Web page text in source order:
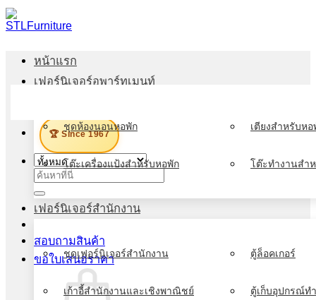
ข้าม
ไป
เนื้อหา
🏆 Since 1967
ค้นหา:
สอบถามสินค้า
ขอใบเสนอราคา
หน้าแรก
เฟอร์นิเจอร์อพาร์ทเมนท์
ชุดห้องนอนหอพัก เตียงสำหรับหอ
โต๊ะเครื่องแป้งสำหรับหอพัก โต๊ะทำงานสำ
เฟอร์นิเจอร์สำนักงาน
ชุดเฟอร์นิเจอร์สำนักงาน ตู้ล็อคเกอร์
เก้าอี้สำนักงานและเชิงพาณิชย์ ตู้เก็บอุปกรณ์ท